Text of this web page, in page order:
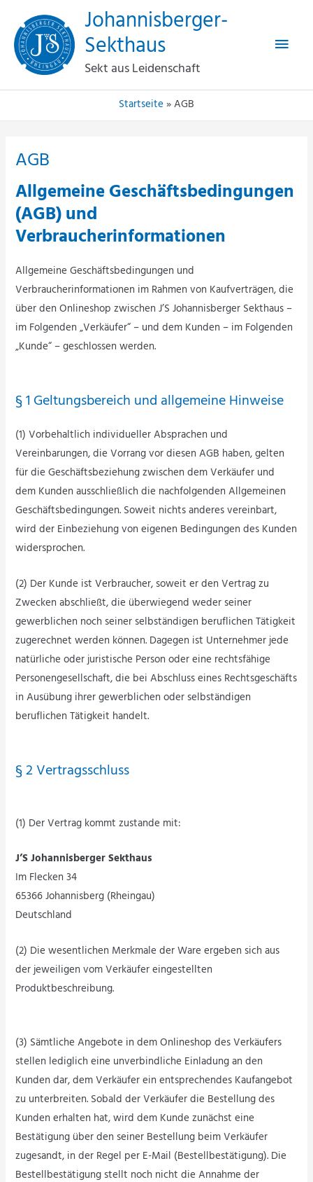
Inhalt
springen
Johannisberger-
Sekthaus
Sekt aus Leidenschaft
Startseite AGB
AGB
Allgemeine Geschäftsbedingungen
(AGB) und
Verbraucherinformationen
Allgemeine Geschäftsbedingungen und
Verbraucherinformationen im Rahmen von Kaufverträgen, die
über den Onlineshop zwischen J’S Johannisberger Sekthaus –
im Folgenden „Verkäufer“ – und dem Kunden – im Folgenden
„Kunde“ – geschlossen werden.
§ 1 Geltungsbereich und allgemeine Hinweise
(1) Vorbehaltlich individueller Absprachen und
Vereinbarungen, die Vorrang vor diesen AGB haben, gelten
für die Geschäftsbeziehung zwischen dem Verkäufer und
dem Kunden ausschließlich die nachfolgenden Allgemeinen
Geschäftsbedingungen. Soweit nichts anderes vereinbart,
wird der Einbeziehung von eigenen Bedingungen des Kunden
widersprochen.
(2) Der Kunde ist Verbraucher, soweit er den Vertrag zu
Zwecken abschließt, die überwiegend weder seiner
gewerblichen noch seiner selbständigen beruflichen Tätigkeit
zugerechnet werden können. Dagegen ist Unternehmer jede
natürliche oder juristische Person oder eine rechtsfähige
Personengesellschaft, die bei Abschluss eines Rechtsgeschäfts
in Ausübung ihrer gewerblichen oder selbständigen
beruflichen Tätigkeit handelt.
§ 2 Vertragsschluss
(1) Der Vertrag kommt zustande mit:
J’S Johannisberger Sekthaus
Im Flecken 34
65366 Johannisberg (Rheingau)
Deutschland
(2) Die wesentlichen Merkmale der Ware ergeben sich aus
der jeweiligen vom Verkäufer eingestellten
Produktbeschreibung.
(3) Sämtliche Angebote in dem Onlineshop des Verkäufers
stellen lediglich eine unverbindliche Einladung an den
Kunden dar, dem Verkäufer ein entsprechendes Kaufangebot
zu unterbreiten. Sobald der Verkäufer die Bestellung des
Kunden erhalten hat, wird dem Kunde zunächst eine
Bestätigung über den seiner Bestellung beim Verkäufer
zugesandt, in der Regel per E-Mail (Bestellbestätigung). Die
Bestellbestätigung stellt noch nicht die Annahme der